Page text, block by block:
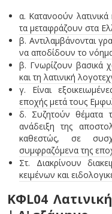
α. Κατανοούν
τα μεταφράζουν στα
β. Αντιλαμβάνονται
να αποδίδουν το
β. Γνωρίζουν βασικά
και τη λατινική
γ. Είναι
εποχής μετά τους
δ. Συζητούν θέματα
ανάδειξη της
καθεστώς, σε
συμφραζόμενα της
Στ. Διακρίνουν
κειμένων και
ΚΦL04